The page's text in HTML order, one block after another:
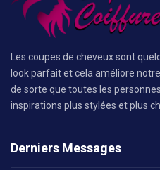
Les coupes de cheveux sont
look parfait et cela améliore
de sorte que toutes les
inspirations plus stylées et plus
Derniers Messages